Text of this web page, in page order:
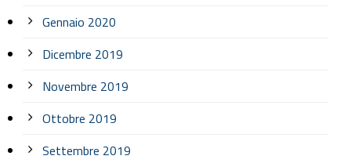
Gennaio 2020
Dicembre 2019
Novembre 2019
Ottobre 2019
Settembre 2019